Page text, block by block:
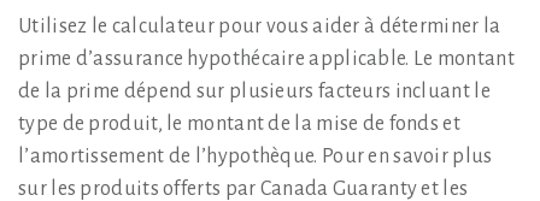
Utilisez le calculateur pour vous aider à déterminer la
prime d’assurance hypothécaire applicable. Le montant
de la prime dépend sur plusieurs facteurs incluant le
type de produit, le montant de la mise de fonds et
l’amortissement de l’hypothèque. Pour en savoir plus
sur les produits offerts par Canada Guaranty et les